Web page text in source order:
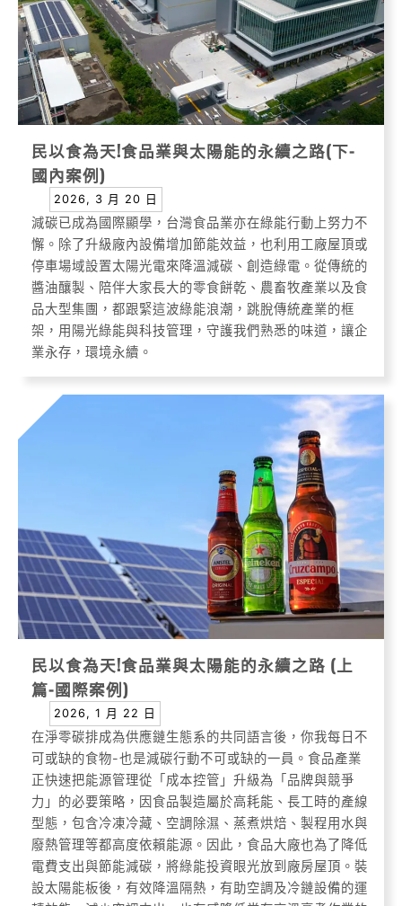
民以食為天!食品業與太陽能的永續之路(下-
國內案例)
2026, 3 月 20 日
減碳已成為國際顯學，台灣食品業亦在綠能行動上努力不
懈。除了升級廠內設備增加節能效益，也利用工廠屋頂或
停車場域設置太陽光電來降溫減碳、創造綠電。從傳統的
醬油釀製、陪伴大家長大的零食餅乾、農畜牧產業以及食
品大型集團，都跟緊這波綠能浪潮，跳脫傳統產業的框
架，用陽光綠能與科技管理，守護我們熟悉的味道，讓企
業永存，環境永續。
民以食為天!食品業與太陽能的永續之路 (上
篇-國際案例)
2026, 1 月 22 日
在淨零碳排成為供應鏈生態系的共同語言後，你我每日不
可或缺的食物-也是減碳行動不可或缺的一員。食品產業
正快速把能源管理從「成本控管」升級為「品牌與競爭
力」的必要策略，因食品製造屬於高耗能、長工時的產線
型態，包含冷凍冷藏、空調除濕、蒸煮烘焙、製程用水與
廢熱管理等都高度依賴能源。因此，食品大廠也為了降低
電費支出與節能減碳，將綠能投資眼光放到廠房屋頂。裝
設太陽能板後，有效降溫隔熱，有助空調及冷鏈設備的運